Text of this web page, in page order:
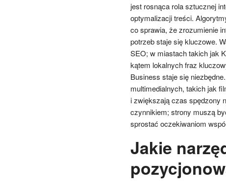
jest rosnąca rola sztucznej
optymalizacji treści.
co sprawia, że zrozumienie
potrzeb staje się kluczowe.
SEO; w miastach takich jak
kątem lokalnych fraz
Business staje się
multimedialnych, takich jak
i zwiększają czas spędzony
czynnikiem; strony muszą
sprostać oczekiwaniom
Jakie